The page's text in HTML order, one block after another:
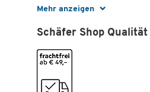
Form: jeweils dreieckig;
Maximale Haftkraft:
Mehr anzeigen
Schäfer Shop